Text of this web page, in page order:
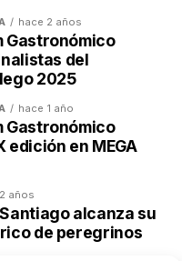
hace 2 años
Gastronómico
del
2025
hace 1 año
Gastronómico
edición en MEGA
años
alcanza su
de peregrinos